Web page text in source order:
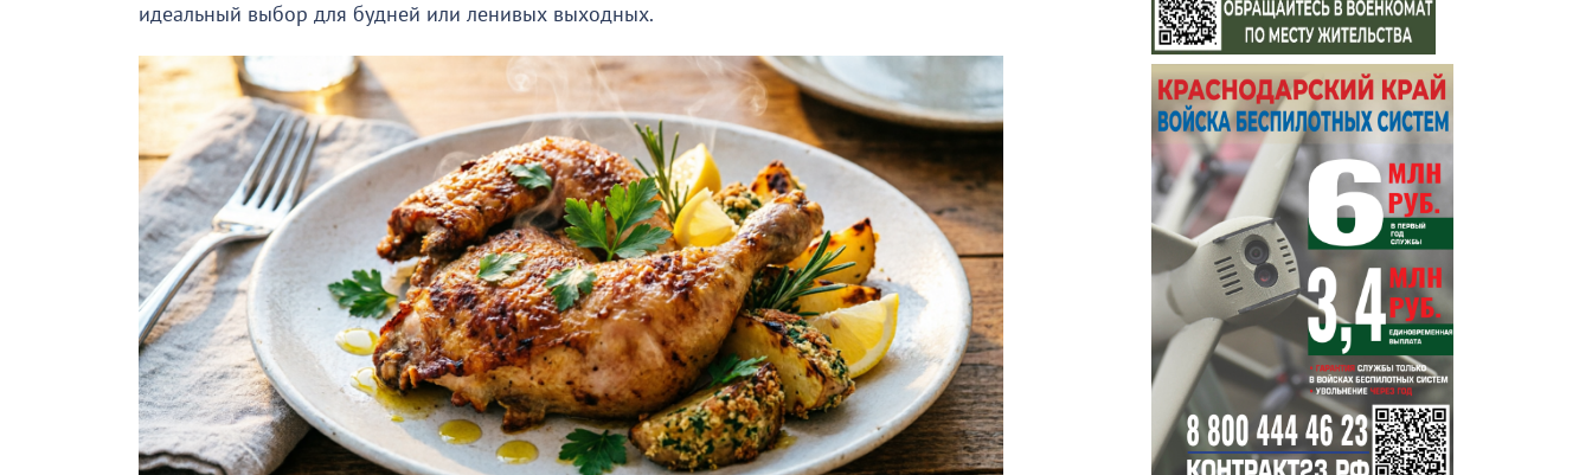
идеальный выбор для будней или ленивых выходных.